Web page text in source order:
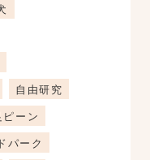
自由研究
ピーン
パーク